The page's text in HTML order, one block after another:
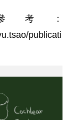
考：
publicati